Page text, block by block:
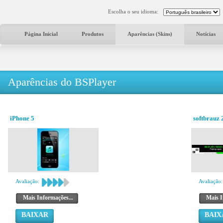
Escolha o seu idioma:
Página Inicial Produtos Aparências (Skins) Notícias
Aparências do BSPlayer
iPhone 5
Avaliação:
Mais Informações...
BAIXAR
softbrauz
Avaliação:
Mais